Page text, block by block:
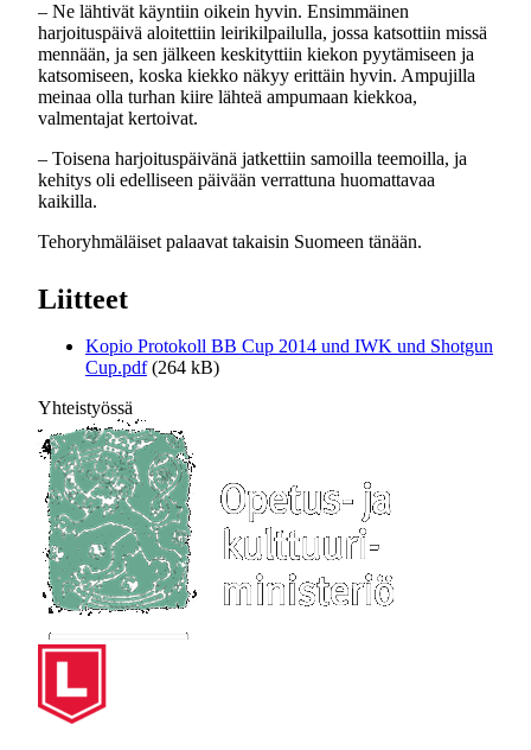
– Ne lähtivät käyntiin oikein hyvin. Ensimmäinen
harjoituspäivä aloitettiin leirikilpailulla, jossa katsottiin missä
mennään, ja sen jälkeen keskityttiin kiekon pyytämiseen ja
katsomiseen, koska kiekko näkyy erittäin hyvin. Ampujilla
meinaa olla turhan kiire lähteä ampumaan kiekkoa,
valmentajat kertoivat.
– Toisena harjoituspäivänä jatkettiin samoilla teemoilla, ja
kehitys oli edelliseen päivään verrattuna huomattavaa
kaikilla.
Tehoryhmäläiset palaavat takaisin Suomeen tänään.
Liitteet
Kopio Protokoll BB Cup 2014 und IWK und Shotgun
Cup.pdf (264 kB)
Yhteistyössä